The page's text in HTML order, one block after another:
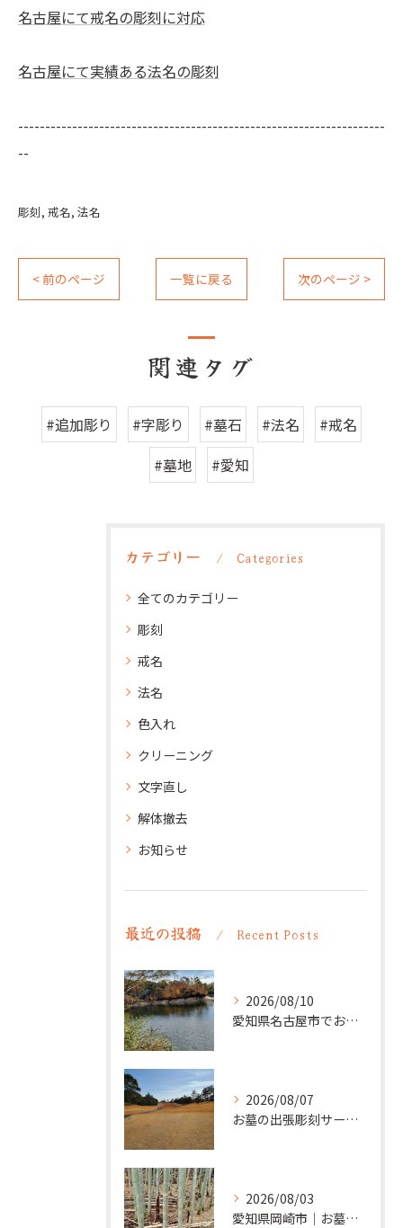
名古屋にて戒名の彫刻に対応
名古屋にて実績ある法名の彫刻
--------------------------------------------------------------------
--
彫刻 戒名 法名
< 前のページ 一覧に戻る 次のページ >
関連タグ
#追加彫り #字彫り #墓石 #法名
#戒名
#墓地
#愛知
カテゴリー Categories
全てのカテゴリー
彫刻
戒名
法名
色入れ
クリーニング
文字直し
解体撤去
お知らせ
最近の投稿 Recent Posts
2026/08/10
愛知県名古屋市でお墓の追加彫り。法名・没年月日などを彫刻。
2026/08/07
お墓の出張彫刻サービス【彫刻本舗】愛知県清須市
2026/08/03
愛知県岡崎市｜お墓の追加彫り施工例 ｜彫刻本舗